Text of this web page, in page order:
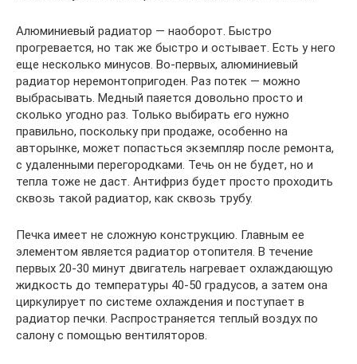
Алюминиевый радиатор — наоборот. Быстро
прогревается, но так же быстро и остывает. Есть у него
еще несколько минусов. Во-первых, алюминиевый
радиатор неремонтопригоден. Раз потек — можно
выбрасывать. Медный паяется довольно просто и
сколько угодно раз. Только выбирать его нужно
правильно, поскольку при продаже, особенно на
авторынке, может попасться экземпляр после ремонта,
с удаленными перегородками. Течь он не будет, но и
тепла тоже не даст. Антифриз будет просто проходить
сквозь такой радиатор, как сквозь трубу.
Печка имеет не сложную конструкцию. Главным ее
элементом является радиатор отопителя. В течение
первых 20-30 минут двигатель нагревает охлаждающую
жидкость до температуры 40-50 градусов, а затем она
циркулирует по системе охлаждения и поступает в
радиатор печки. Распространяется теплый воздух по
салону с помощью вентиляторов.